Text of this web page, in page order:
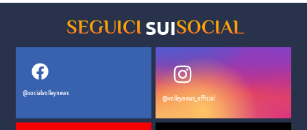
SEGUICI SUISOCIAL
@socialvolleynews
@volleynews_official